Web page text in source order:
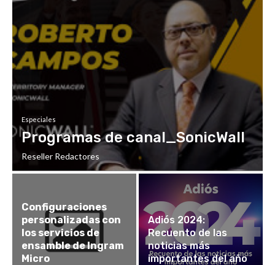
Especiales
Programas de canal_SonicWall
Reseller Redactores
Configuraciones
personalizadas con
los servicios de
ensamble de Ingram
Micro
Adiós 2024:
Recuento de las
noticias más
importantes del año